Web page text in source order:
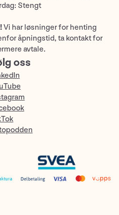
Stengt
Vi har løsninger for henting
åpningstid, ta kontakt for
avtale.
oss